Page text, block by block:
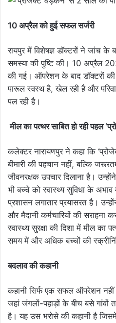
10 अप्रैल को हुई सफल सर्जरी
रायपुर में विशेषज्ञ डॉक्टरों ने जांच
समस्या की पुष्टि की। 10 अप्रैल
की गई। ऑपरेशन के बाद डॉक्टरों
पारूल स्वस्थ है, खेल रही है और
पल रही है।
मील का पत्थर साबित हो रही पहल
कलेक्टर नारायणपुर ने कहा कि
बीमारी की पहचान नहीं, बल्कि
जीवनरक्षक उपचार दिलाना है।
भी बच्चे को स्वास्थ्य सुविधा के
प्रशासन लगातार प्रयासरत है।
और मैदानी कर्मचारियों की सराहना
स्वास्थ्य सुरक्षा की दिशा में मील का
समय में और अधिक बच्चों की
बदलाव की कहानी
कहानी सिर्फ एक सफल ऑपरेशन
जहां जंगलों-पहाड़ों के बीच बसे
है। यह उस भरोसे की कहानी है जिसमें